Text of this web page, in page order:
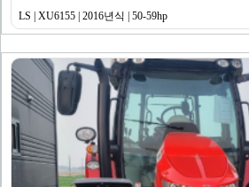
LS | XU6155 | 2016년식 | 50-59hp